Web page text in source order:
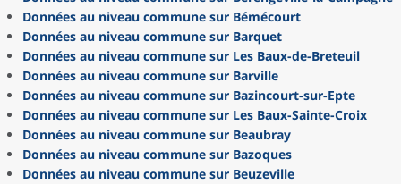
Données au niveau commune sur Bémécourt
Données au niveau commune sur Barquet
Données au niveau commune sur Les Baux-de-Breteuil
Données au niveau commune sur Barville
Données au niveau commune sur Bazincourt-sur-Epte
Données au niveau commune sur Les Baux-Sainte-Croix
Données au niveau commune sur Beaubray
Données au niveau commune sur Bazoques
Données au niveau commune sur Beuzeville